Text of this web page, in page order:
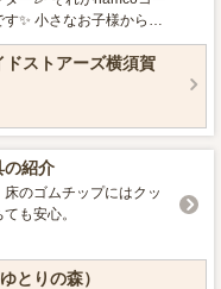
✨ 小さなお子様から大
も楽しい気持ち嬉しい
今までもこれからも皆
店自慢
をご紹介します❗ 🌸皆様
心よりお待ちしており
ストアーズ横須賀
の紹介
のゴムチップにはクッ
も安心。
とりの森）